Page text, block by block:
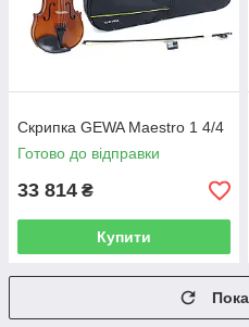
Скрипка GEWA Maestro 1 4/4
Готово до відправки
33 814 ₴
Купити